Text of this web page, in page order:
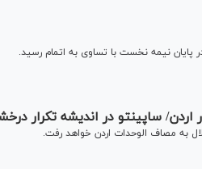
ساپینتو در اندیشه تکرار